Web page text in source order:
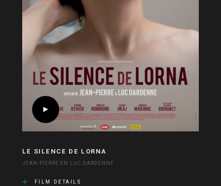
LE SILENCE DE LORNA
JEAN-PIERRE EN LUC DARDENNE
FILM DETAILS